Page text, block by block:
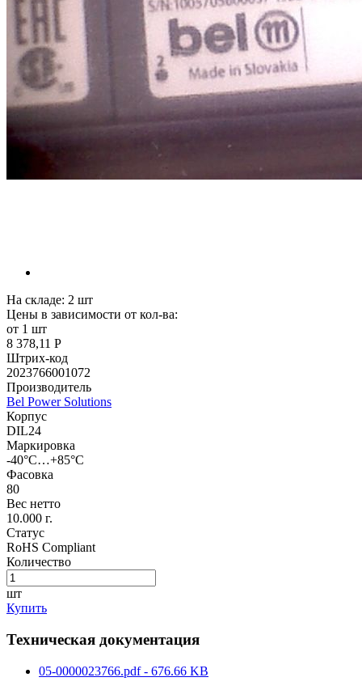
На складе: 2 шт
Цены в зависимости от кол-ва:
от 1 шт
8 378,11 Р
Штрих-код
2023766001072
Производитель
Bel Power Solutions
Корпус
DIL24
Маркировка
-40°С…+85°С
Фасовка
80
Вес нетто
10.000 г.
Статус
RoHS Compliant
Количество
шт
Купить
Техническая документация
05-0000023766.pdf - 676.66 KB